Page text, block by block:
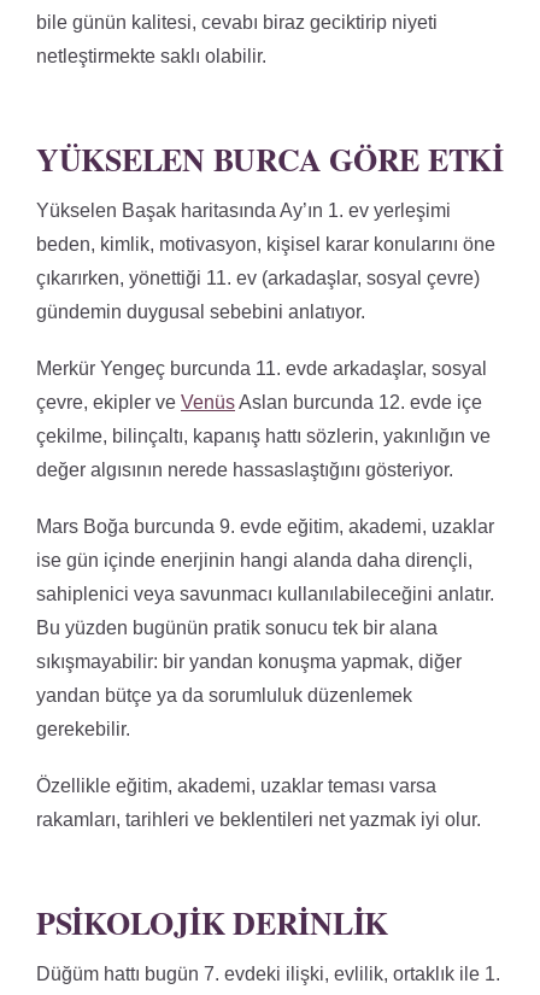
bile günün kalitesi, cevabı biraz geciktirip niyeti
netleştirmekte saklı olabilir.
YÜKSELEN BURCA GÖRE ETKI
Yükselen Başak haritasında Ay’ın 1. ev yerleşimi
beden, kimlik, motivasyon, kişisel karar konularını öne
çıkarırken, yönettiği 11. ev (arkadaşlar, sosyal çevre)
gündemin duygusal sebebini anlatıyor.
Merkür Yengeç burcunda 11. evde arkadaşlar, sosyal
çevre, ekipler ve VenüsAslan burcunda 12. evde içe
çekilme, bilinçaltı, kapanış hattı sözlerin, yakınlığın ve
değer algısının nerede hassaslaştığını gösteriyor.
Mars Boğa burcunda 9. evde eğitim, akademi, uzaklar
ise gün içinde enerjinin hangi alanda daha dirençli,
sahiplenici veya savunmacı kullanılabileceğini anlatır.
Bu yüzden bugünün pratik sonucu tek bir alana
sıkışmayabilir: bir yandan konuşma yapmak, diğer
yandan bütçe ya da sorumluluk düzenlemek
gerekebilir.
Özellikle eğitim, akademi, uzaklar teması varsa
rakamları, tarihleri ve beklentileri net yazmak iyi olur.
PSIKOLOJIK DERINLIK
Düğüm hattı bugün 7. evdeki ilişki, evlilik, ortaklık ile 1.